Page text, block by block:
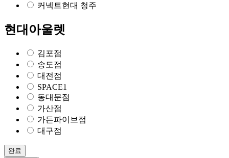
커넥트현대 청주
현대아울렛
김포점
송도점
대전점
SPACE1
동대문점
가산점
가든파이브점
대구점
완료